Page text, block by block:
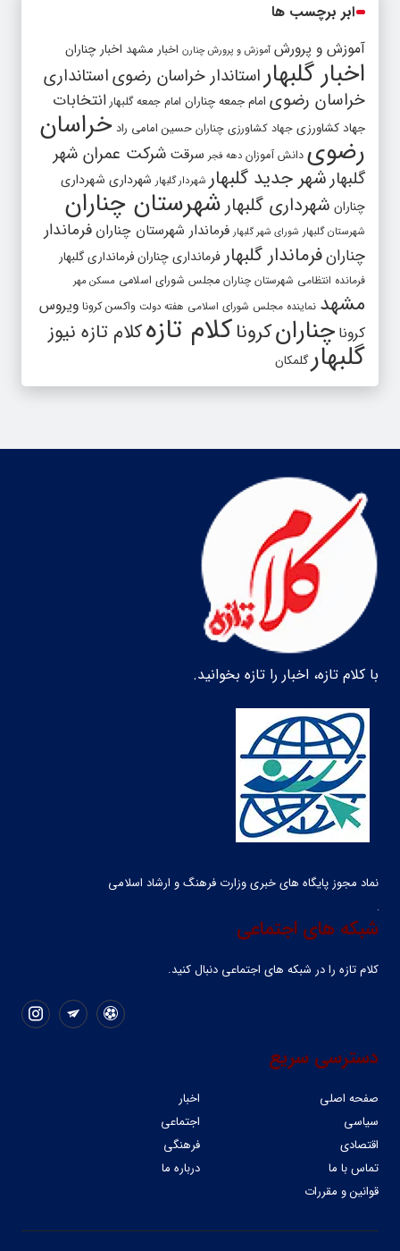
ابر برچسب ها
آموزش و پرورش آموزش و پرورش چنارن اخبار مشهد اخبار چناران
اخبار گلبهار استاندار خراسان رضویاستانداری
خراسان رضوی امام جمعه چناران امام جمعه گلبهار انتخابات
جهاد کشاورزی جهاد کشاورزی چناران حسین امامی راد خراسان
رضوی دانش آموزان دهه فجر سرقت شرکت عمران شهر
گلبهارشهر جدید گلبهار شهردار گلبهار شهرداری شهرداری
چناران شهرداری گلبهار شهرستان چناران
شهرستان گلبهار شورای شهر گلبهار فرماندار شهرستان چناران فرماندار
چنارانفرماندار گلبهار فرمانداری چنارانفرمانداری گلبهار
فرمانده انتظامی شهرستان چناران مجلس شورای اسلامی مسکن مهر
مشهد نماینده مجلس شورای اسلامی هفته دولت واکسن کرونا ویروس
کرونا چنارانکروناکلام تازهکلام تازه نیوز
گلبهارگلمکان
با کلام تازه، اخبار را تازه بخوانید.
نماد مجوز پایگاه های خبری وزارت فرهنگ و ارشاد اسلامی
شبکه های اجتماعی
کلام تازه را در شبکه ‌های اجتماعی دنبال کنید.
دسترسی سریع
صفحه اصلی
اخبار
سیاسی
اجتماعی
اقتصادی
فرهنگی
تماس با ما
درباره ما
قوانین و مقررات